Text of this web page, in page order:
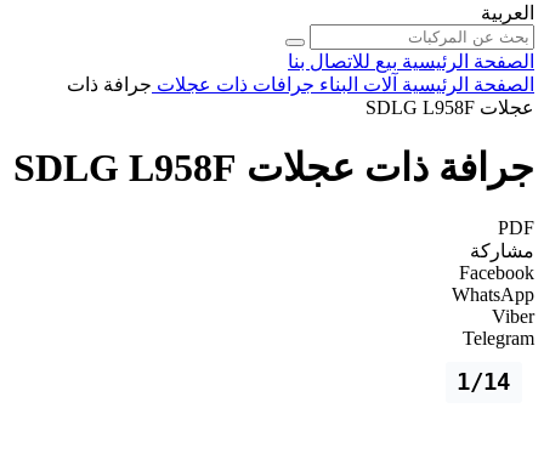
العربية
الصفحة الرئيسية بيع للاتصال بنا
الصفحة الرئيسية آلات البناء جرافات ذات عجلات جرافة ذات
عجلات SDLG L958F
جرافة ذات عجلات SDLG L958F
PDF
مشاركة
Facebook
WhatsApp
Viber
Telegram
1/14